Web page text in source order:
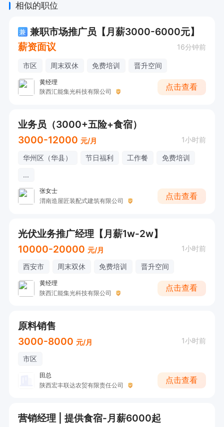
相似的职位
兼 兼职市场推广员【月薪3000-6000元】
薪资面议
16分钟前
市区 周末双休 免费培训 晋升空间
黄经理
陕西汇能集光科技有限公司
点击查看
业务员（3000+五险+食宿）
3000-12000 元/月 1小时前
华州区（华县） 节日福利 工作餐
免费培训
...
张女士
渭南造屋匠装配式建筑有限公司
点击查看
光伏业务推广经理【月薪1w-2w】
10000-20000 元/月 1小时前
西安市 周末双休 免费培训 晋升空间
黄经理
陕西汇能集光科技有限公司
点击查看
原料销售
3000-8000 元/月 1小时前
市区
田总
陕西宏丰联达农贸有限责任公司
点击查看
营销经理 | 提供食宿-月薪6000起